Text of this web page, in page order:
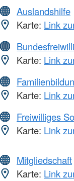
Auslandshilfe
Karte: Link
Karte: Link
Karte: Link
Freiwilliges
Karte: Link
Mitgliedschaft
Karte: Link